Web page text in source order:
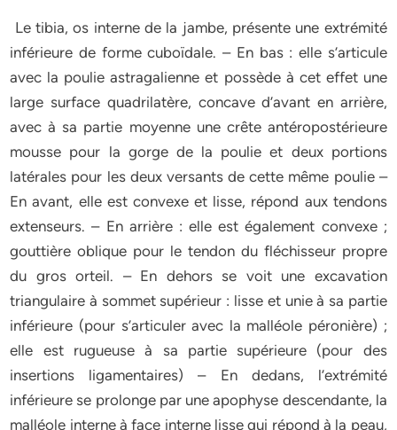
Le tibia, os interne de la jambe, présente une extrémité
inférieure de forme cuboïdale. – En bas : elle s’articule
avec la poulie astragalienne et possède à cet effet une
large surface quadrilatère, concave d’avant en arrière,
avec à sa partie moyenne une crête antéropostérieure
mousse pour la gorge de la poulie et deux portions
latérales pour les deux versants de cette même poulie –
En avant, elle est convexe et lisse, répond aux tendons
extenseurs. – En arrière : elle est également convexe ;
gouttière oblique pour le tendon du fléchisseur propre
du gros orteil. – En dehors se voit une excavation
triangulaire à sommet supérieur : lisse et unie à sa partie
inférieure (pour s’articuler avec la malléole péronière) ;
elle est rugueuse à sa partie supérieure (pour des
insertions ligamentaires) – En dedans, l’extrémité
inférieure se prolonge par une apophyse descendante, la
malléole interne à face interne lisse qui répond à la peau,